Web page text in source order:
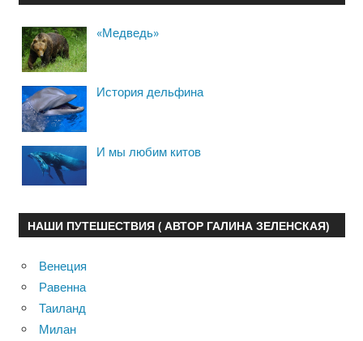
«Медведь»
История дельфина
И мы любим китов
НАШИ ПУТЕШЕСТВИЯ ( АВТОР ГАЛИНА ЗЕЛЕНСКАЯ)
Венеция
Равенна
Таиланд
Милан